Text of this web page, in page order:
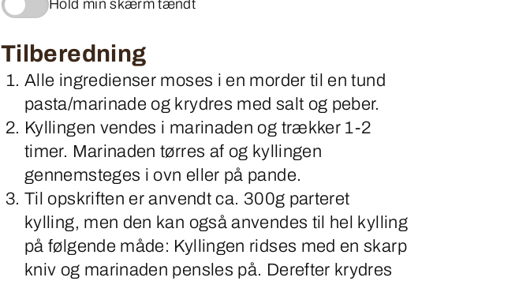
Hold min skærm tændt
Tilberedning
Alle ingredienser moses i en morder til en tund
pasta/marinade og krydres med salt og peber.
Kyllingen vendes i marinaden og trækker 1-2
timer. Marinaden tørres af og kyllingen
gennemsteges i ovn eller på pande.
Til opskriften er anvendt ca. 300g parteret
kylling, men den kan også anvendes til hel kylling
på følgende måde: Kyllingen ridses med en skarp
kniv og marinaden pensles på. Derefter krydres